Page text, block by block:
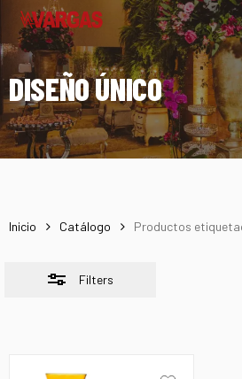
Skip
main
content
DISEÑO ÚNICO
Inicio Catálogo Productos
Filters